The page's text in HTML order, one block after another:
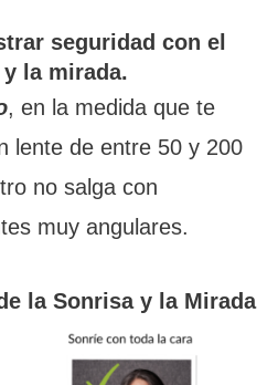
seguridad con el
la mirada.
, en la medida que te
lente de entre 50 y 200
no salga con
muy angulares.
la Sonrisa y la Mirada